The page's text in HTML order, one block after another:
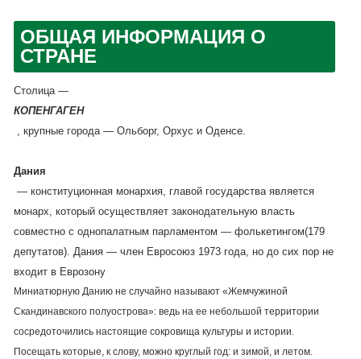
ОБЩАЯ ИНФОРМАЦИЯ О
СТРАНЕ
Столица —
КОПЕНГАГЕН
, крупные города — Ольборг, Орхус и Оденсе.
Дания
— конституционная монархия, главой государства является
монарх, который осуществляет законодательную власть
совместно с однопалатным парламентом — фолькетингом(179
депутатов). Дания — член Евросоюз 1973 года, но до сих пор не
входит в Еврозону
Миниатюрную Данию не случайно называют «Жемчужиной
Скандинавского полуострова»: ведь на ее небольшой территории
сосредоточились настоящие сокровища культуры и истории.
Посещать которые, к слову, можно круглый год: и зимой, и летом.